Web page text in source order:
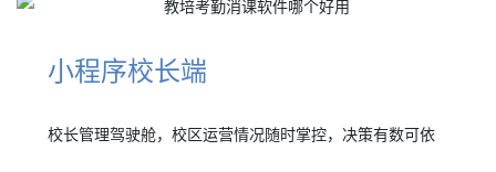
小程序校长端
校长管理驾驶舱，校区运营情况随时掌控，决策有数可依